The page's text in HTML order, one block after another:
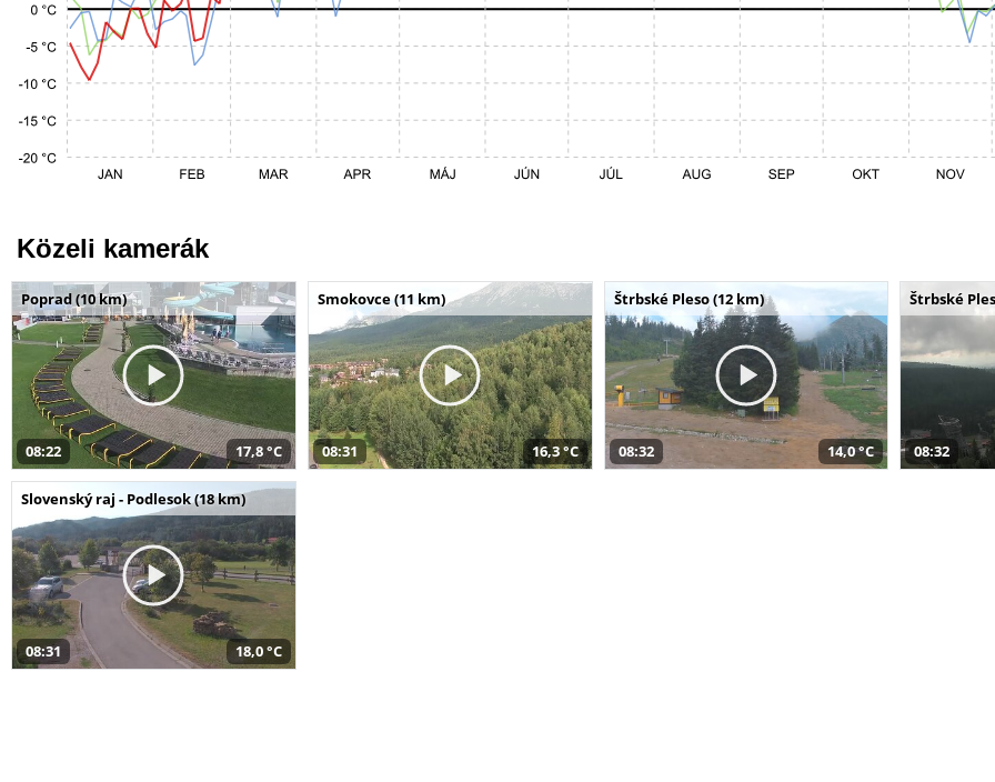
Közeli kamerák
Poprad (10 km)
08:22 17,8 °C
Smokovce (11 km)
08:31 16,3 °C
Štrbské Pleso (12 km)
08:32 14,0 °C
Štrbské
08:32
Slovenský raj - Podlesok (18 km)
08:31 18,0 °C